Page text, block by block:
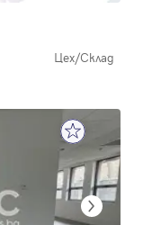
Цех/Склад